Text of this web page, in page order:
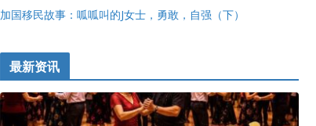
加国移民故事：呱呱叫的J女士，勇敢，自强（下）
最新资讯